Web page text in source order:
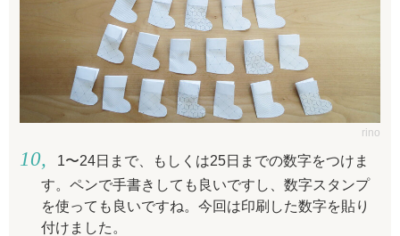
rino
1〜24日まで、もしくは25日までの数字をつけま
す。ペンで手書きしても良いですし、数字スタンプ
を使っても良いですね。今回は印刷した数字を貼り
付けました。